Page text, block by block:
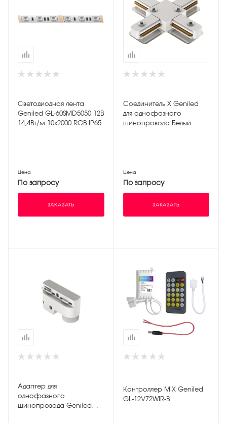
Светодиодная лента
Geniled GL-60SMD5050 12В
14,4Вт/м 10х2000 RGB IP65
Цена
По запросу
ЗАКАЗАТЬ
Соединитель X Geniled
для однофазного
шинопровода Белый
Цена
По запросу
ЗАКАЗАТЬ
Адаптер для
однофазного
шинопровода Geniled
Контроллер MIX Geniled
GL-12V72WIR-B